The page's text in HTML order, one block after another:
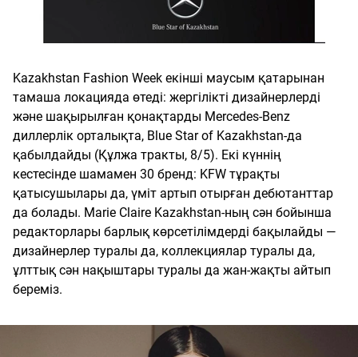
Kazakhstan Fashion Week екінші маусым қатарынан
тамаша локацияда өтеді: жергілікті дизайнерлерді
және шақырылған қонақтарды Mercedes-Benz
диллерлік орталықта, Blue Star of Kazakhstan-да
қабылдайды (Құлжа тракты, 8/5). Екі күннің
кестесінде шамамен 30 бренд: KFW тұрақты
қатысушылары да, үміт артып отырған дебютанттар
да болады. Marie Claire Kazakhstan-ның сән бойынша
редакторлары барлық көрсетілімдерді бақылайды —
дизайнерлер туралы да, коллекциялар туралы да,
ұлттық сән нақыштары туралы да жан-жақты айтып
береміз.